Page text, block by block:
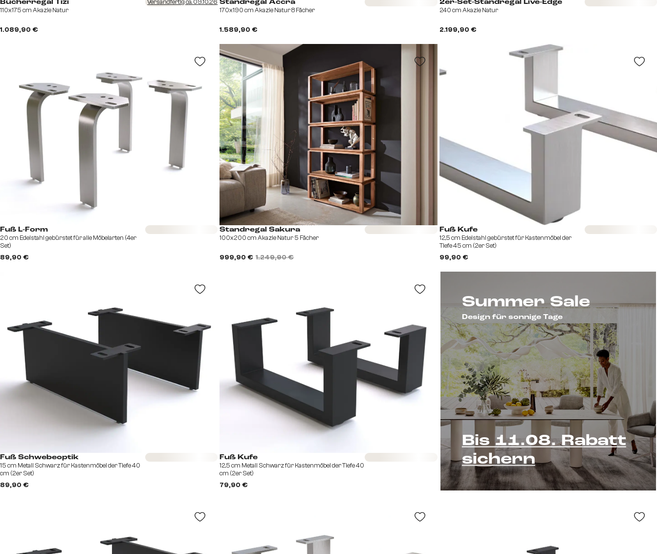
Summer Sale
Design für sonnige Tage
Bis 11.08. Rabatt
sichern
Bücherregal Tizi
110x175 cm Akazie Natur
1.089,90 €
Versandfertig ca. 09.10.26 Standregal Accra
170x190 cm Akazie Natur 8 Fächer
1.589,90 €
2er-Set-Standregal Live-Edge
240 cm Akazie Natur
2.199,90 €
Fuß L-Form
20 cm Edelstahl gebürstet für alle Möbelarten (4er
Set)
89,90 €
Standregal Sakura
100x200 cm Akazie Natur 5 Fächer
999,90 € 1.249,90 €
Fuß Kufe
12,5 cm Edelstahl gebürstet für Kastenmöbel der
Tiefe 45 cm (2er Set)
99,90 €
Fuß Schwebeoptik
15 cm Metall Schwarz für Kastenmöbel der Tiefe 40
cm (2er Set)
89,90 €
Fuß Kufe
12,5 cm Metall Schwarz für Kastenmöbel der Tiefe 40
cm (2er Set)
79,90 €